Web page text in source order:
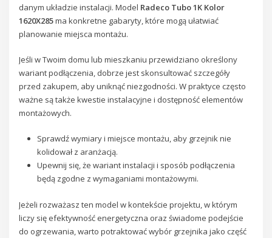
danym układzie instalacji. Model Radeco Tubo 1K Kolor
1620X285ma konkretne gabaryty, które mogą ułatwiać
planowanie miejsca montażu.
Jeśli w Twoim domu lub mieszkaniu przewidziano określony
wariant podłączenia, dobrze jest skonsultować szczegóły
przed zakupem, aby uniknąć niezgodności. W praktyce często
ważne są także kwestie instalacyjne i dostępność elementów
montażowych.
Sprawdź wymiary i miejsce montażu, aby grzejnik nie
kolidował z aranżacją.
Upewnij się, że wariant instalacji i sposób podłączenia
będą zgodne z wymaganiami montażowymi.
Jeżeli rozważasz ten model w kontekście projektu, w którym
liczy się efektywność energetyczna oraz świadome podejście
do ogrzewania, warto potraktować wybór grzejnika jako część